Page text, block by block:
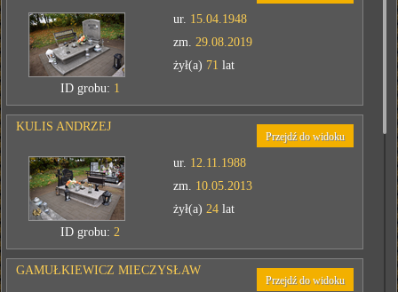
ur. 15.04.1948
zm.29.08.2019
żył(a) 71 lat
ID grobu: 1
KULIS ANDRZEJ
Przejdź do widoku
ur. 12.11.1988
zm. 10.05.2013
żył(a)24 lat
ID grobu:2
GAMUŁKIEWICZ MIECZYSŁAW
Przejdź do widoku